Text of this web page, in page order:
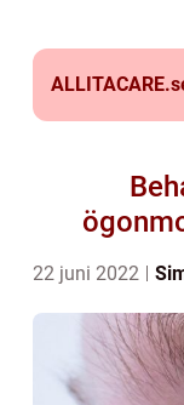
ALLITACARE.
22 juni 2022